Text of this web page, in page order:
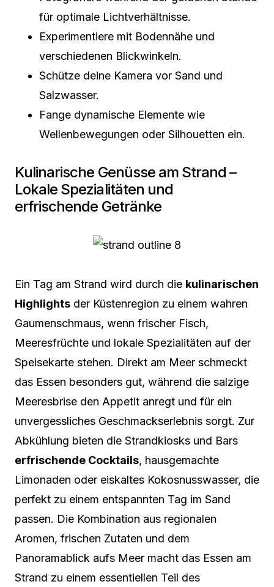
für optimale Lichtverhältnisse.
Experimentiere mit Bodennähe und
verschiedenen Blickwinkeln.
Schütze deine Kamera vor Sand und
Salzwasser.
Fange dynamische Elemente wie
Wellenbewegungen oder Silhouetten ein.
Kulinarische Genüsse am Strand –
Lokale Spezialitäten und
erfrischende Getränke
Ein Tag am Strand wird durch die kulinarischen
Highlights der Küstenregion zu einem wahren
Gaumenschmaus, wenn frischer Fisch,
Meeresfrüchte und lokale Spezialitäten auf der
Speisekarte stehen. Direkt am Meer schmeckt
das Essen besonders gut, während die salzige
Meeresbrise den Appetit anregt und für ein
unvergessliches Geschmackserlebnis sorgt. Zur
Abkühlung bieten die Strandkiosks und Bars
erfrischende Cocktails, hausgemachte
Limonaden oder eiskaltes Kokosnusswasser, die
perfekt zu einem entspannten Tag im Sand
passen. Die Kombination aus regionalen
Aromen, frischen Zutaten und dem
Panoramablick aufs Meer macht das Essen am
Strand zu einem essentiellen Teil des